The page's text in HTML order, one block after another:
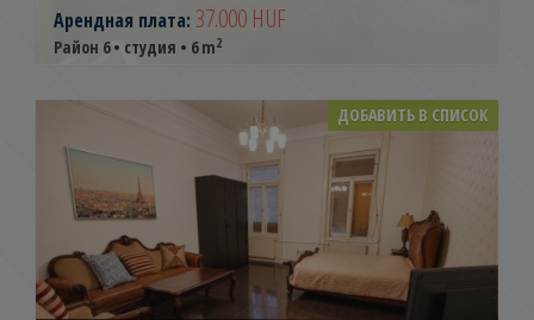
Арендная плата: 37.000 HUF
Район 6 • студия • 6 m2
ДОБАВИТЬ В СПИСОК